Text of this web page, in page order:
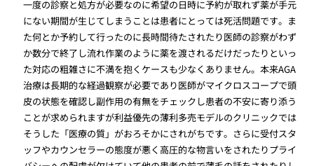
一度の診察と処方が必要なのに希望の日時に予約が取れず薬が手元
にない期間が生じてしまうことは患者にとっては死活問題です。ま
た何とか予約して行ったのに長時間待たされたり医師の診察がわず
か数分で終了し流れ作業のように薬を渡されるだけだったりといっ
た対応の粗雑さに不満を抱くケースも少なくありません。本来AGA
治療は長期的な経過観察が必要であり医師がマイクロスコープで頭
皮の状態を確認し副作用の有無をチェックし患者の不安に寄り添う
ことが求められますが利益優先の薄利多売モデルのクリニックでは
そうした「医療の質」がおろそかにされがちです。さらに受付スタ
ッフやカウンセラーの態度が悪く高圧的な物言いをされたりプライ